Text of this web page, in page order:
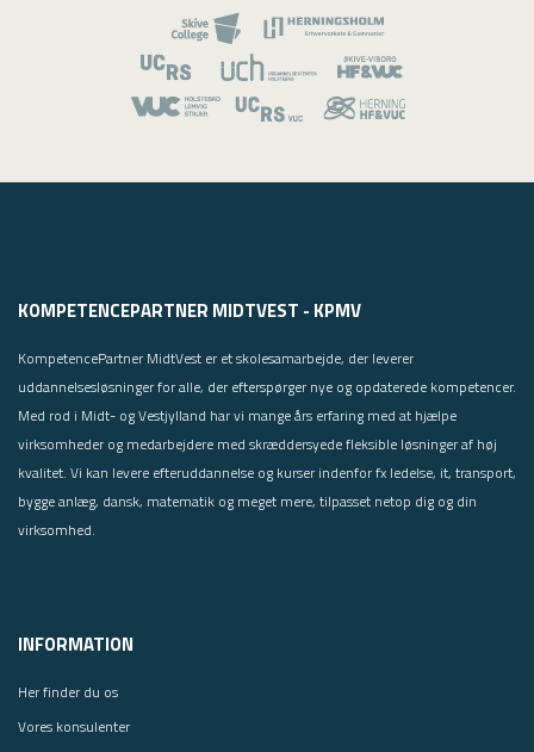
KOMPETENCEPARTNER MIDTVEST - KPMV
KompetencePartner MidtVest er et skolesamarbejde, der leverer
uddannelsesløsninger for alle, der efterspørger nye og opdaterede kompetencer.
Med rod i Midt- og Vestjylland har vi mange års erfaring med at hjælpe
virksomheder og medarbejdere med skræddersyede fleksible løsninger af høj
kvalitet. Vi kan levere efteruddannelse og kurser indenfor fx ledelse, it, transport,
bygge anlæg, dansk, matematik og meget mere, tilpasset netop dig og din
virksomhed.
INFORMATION
Her finder du os
Vores konsulenter